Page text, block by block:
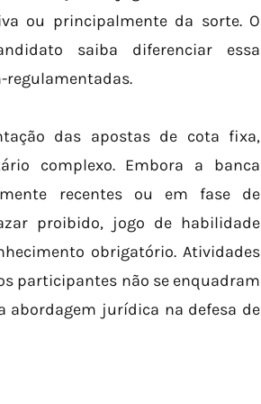
ou principalmente da sorte. O
saiba diferenciar essa
regulamentadas.
das apostas de cota fixa,
complexo. Embora a banca
recentes ou em fase de
proibido, jogo de habilidade
obrigatório. Atividades
participantes não se enquadram
abordagem jurídica na defesa de